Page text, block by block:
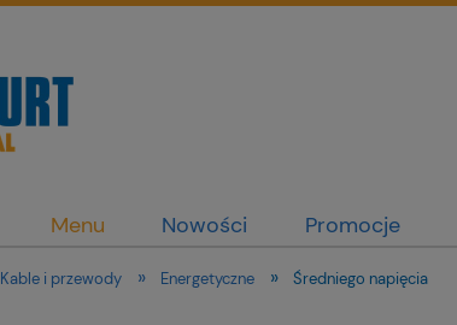
Menu Nowości Promocje
Kable i przewody » Energetyczne » Średniego napięcia